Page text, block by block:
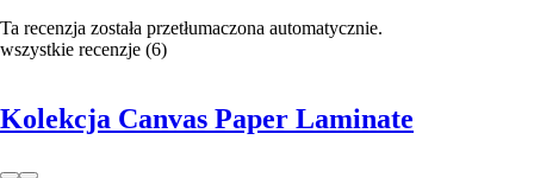
Ta recenzja została przetłumaczona automatycznie.
wszystkie recenzje (6)
Kolekcja Canvas Paper Laminate